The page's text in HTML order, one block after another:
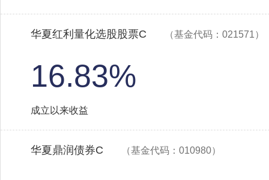
华夏红利量化选股股票C （基金代码：021571）
16.83%
成立以来收益
华夏鼎润债券C （基金代码：010980）